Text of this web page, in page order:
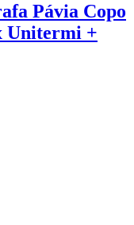
Pávia Copo
Unitermi +